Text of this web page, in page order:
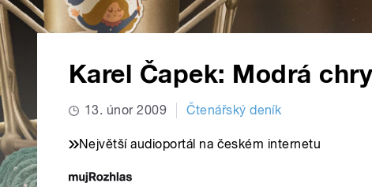
Karel Čapek: Modrá
13. únor 2009 Čtenářský deník
Největší audioportál na českém internetu